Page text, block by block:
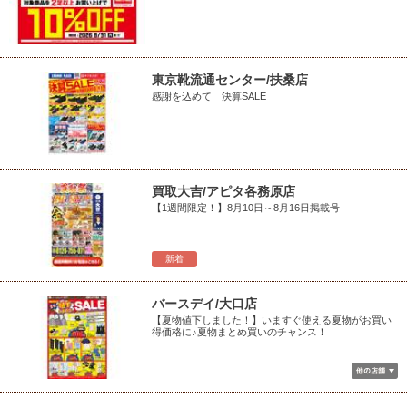
東京靴流通センター/扶桑店
感謝を込めて 決算SALE
新着
買取大吉/アピタ各務原店
【1週間限定！】8月10日～8月16日掲載号
バースデイ/大口店
【夏物値下しました！】いますぐ使える夏物がお買い
得価格に♪夏物まとめ買いのチャンス！